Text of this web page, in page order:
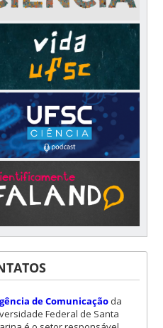
de Comunicaçãoda
Federal de Santa